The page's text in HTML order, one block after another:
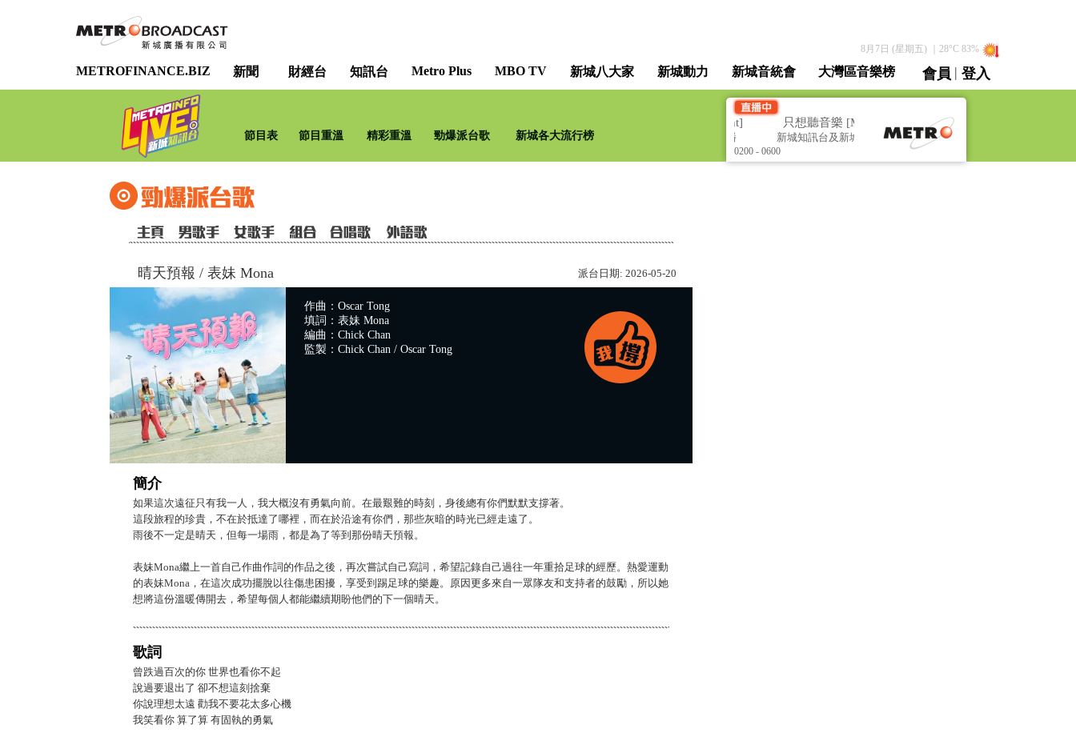
8月7日 (星期五)｜ 28°C 83%
METROFINANCE.BIZ 新聞 財經台 知訊台 Metro Plus MBO TV 新城八大家 新城動力 新城音統會 大灣區音樂榜 會員 | 登入
直播 / 重溫
節目表 節目重溫 精彩重溫 勁爆派台歌 新城各大流行榜
只想聽音樂 [Music All Night] 只想聽音樂 [Music All Night]
新城知訊台及新城財經台聯播 新城知訊台及新城財經台聯播
0200 - 0600
晴天預報 / 表妹 Mona 派台日期: 2026-05-20
作曲：Oscar Tong
填詞：表妹 Mona
編曲：Chick Chan
監製：Chick Chan / Oscar Tong
簡介
如果這次遠征只有我一人，我大概沒有勇氣向前。在最艱難的時刻，身後總有你們默默支撐著。
這段旅程的珍貴，不在於抵達了哪裡，而在於沿途有你們，那些灰暗的時光已經走遠了。
雨後不一定是晴天，但每一場雨，都是為了等到那份晴天預報。
表妹Mona繼上一首自己作曲作詞的作品之後，再次嘗試自己寫詞，希望記錄自己過往一年重拾足球的經歷。熱愛運動
的表妹Mona，在這次成功擺脫以往傷患困擾，享受到踢足球的樂趣。原因更多來自一眾隊友和支持者的鼓勵，所以她
想將這份溫暖傳開去，希望每個人都能繼續期盼他們的下一個晴天。
歌詞
曾跌過百次的你 世界也看你不起
說過要退出了 卻不想這刻捨棄
你說理想太遠 勸我不要花太多心機
我笑看你 算了算 有固執的勇氣